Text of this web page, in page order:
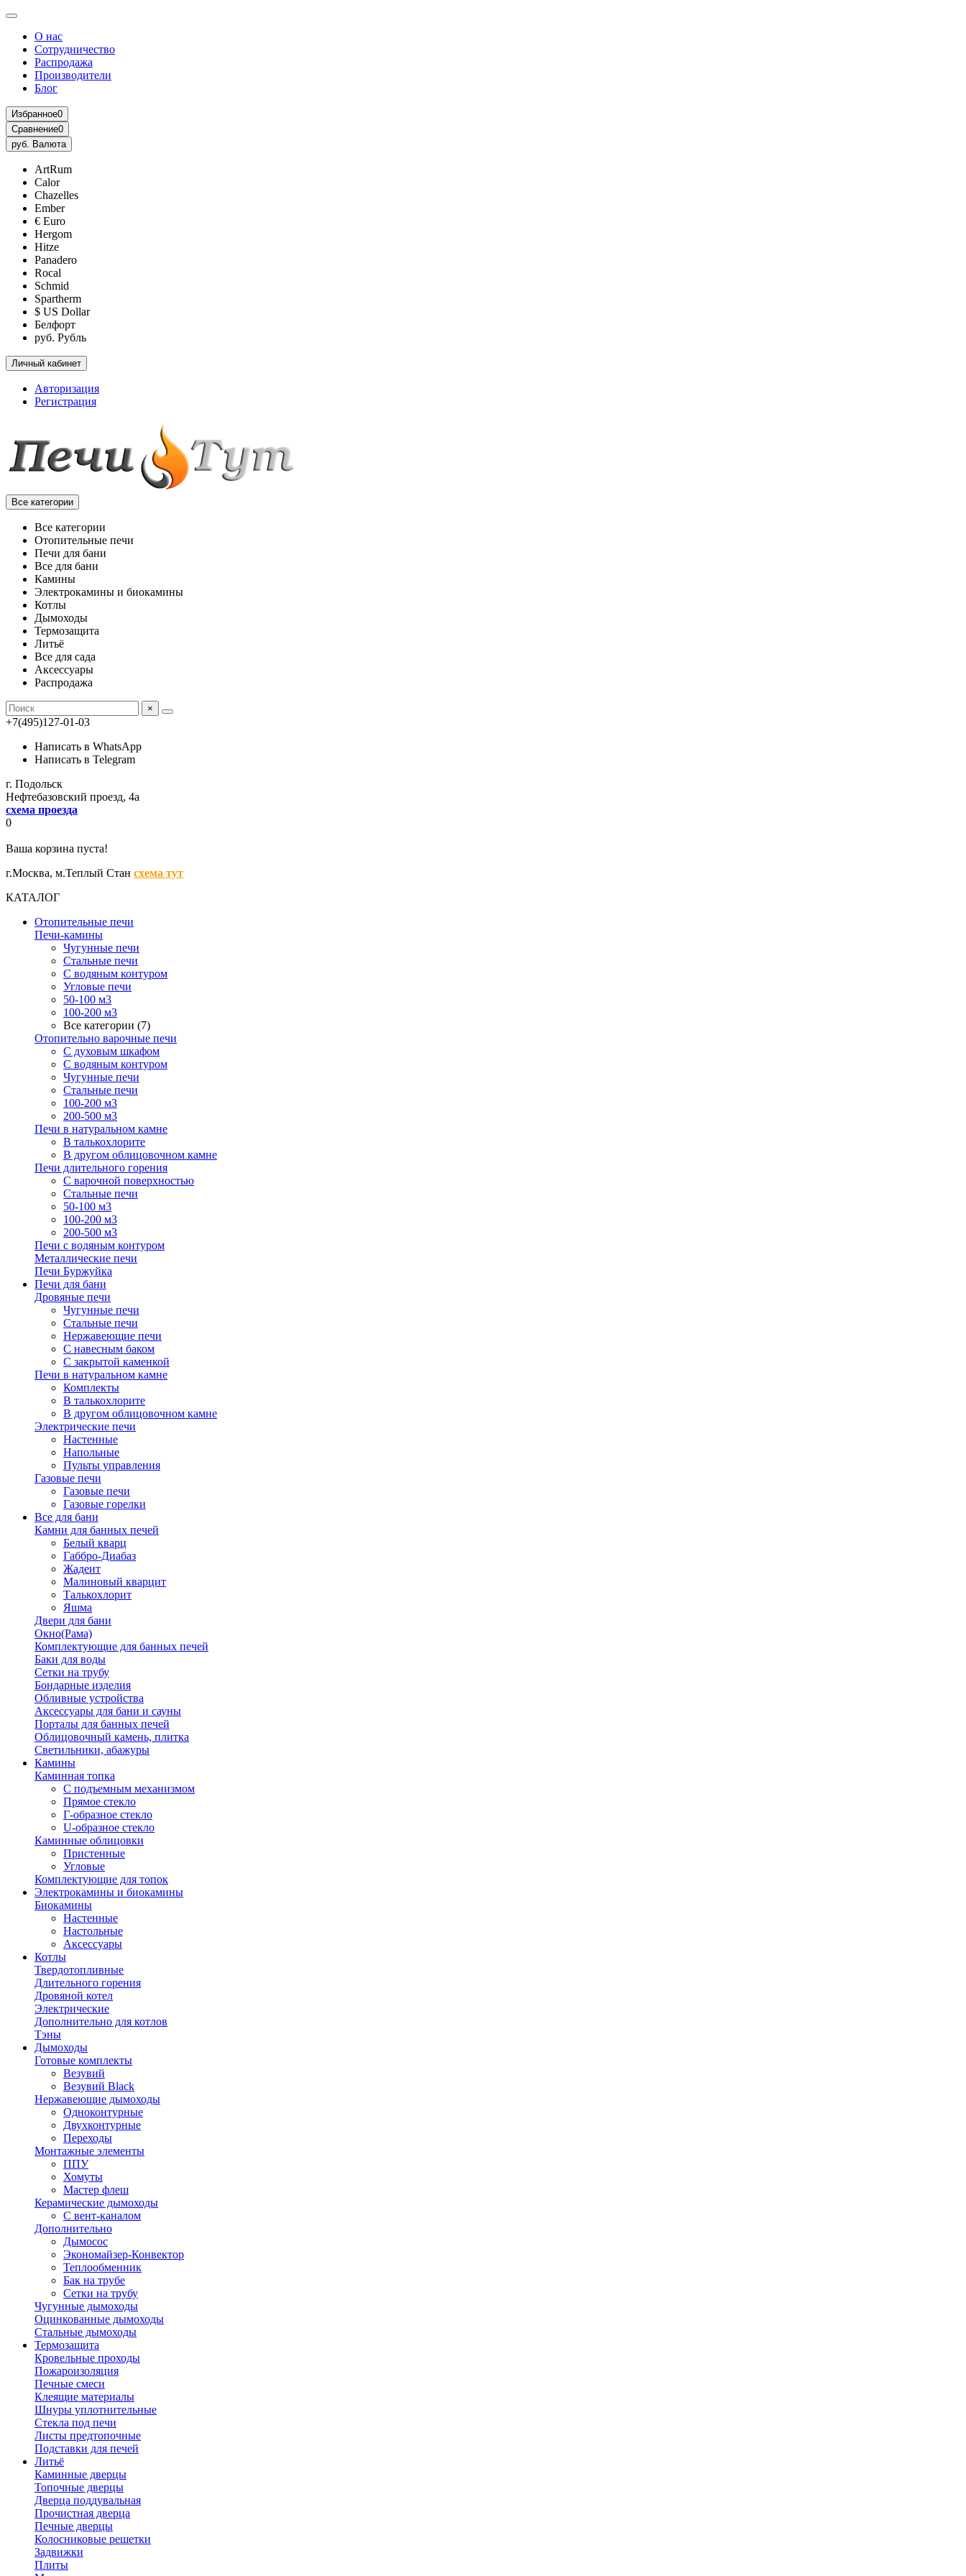
О нас
Сотрудничество
Распродажа
Производители
Блог
Избранное0
Сравнение0
руб. Валюта
ArtRum
Calor
Chazelles
Ember
€ Euro
Hergom
Hitze
Panadero
Rocal
Schmid
Spartherm
$ US Dollar
Белфорт
руб. Рубль
Личный кабинет
Авторизация
Регистрация
Все категории
Все категории
Отопительные печи
Печи для бани
Все для бани
Камины
Электрокамины и биокамины
Котлы
Дымоходы
Термозащита
Литьё
Все для сада
Аксессуары
Распродажа
×
+7(495)127-01-03
Написать в WhatsApp
Написать в Telegram
г. Подольск
Нефтебазовский проезд, 4а
схема проезда
0
Ваша корзина пуста!
г.Москва, м.Теплый Стан схема тут
КАТАЛОГ
Отопительные печи
Печи-камины
Чугунные печи
Стальные печи
С водяным контуром
Угловые печи
50-100 м3
100-200 м3
Все категории (7)
Отопительно варочные печи
С духовым шкафом
С водяным контуром
Чугунные печи
Стальные печи
100-200 м3
200-500 м3
Печи в натуральном камне
В талькохлорите
В другом облицовочном камне
Печи длительного горения
С варочной поверхностью
Стальные печи
50-100 м3
100-200 м3
200-500 м3
Печи с водяным контуром
Металлические печи
Печи Буржуйка
Печи для бани
Дровяные печи
Чугунные печи
Стальные печи
Нержавеющие печи
С навесным баком
С закрытой каменкой
Печи в натуральном камне
Комплекты
В талькохлорите
В другом облицовочном камне
Электрические печи
Настенные
Напольные
Пульты управления
Газовые печи
Газовые печи
Газовые горелки
Все для бани
Камни для банных печей
Белый кварц
Габбро-Диабаз
Жадеит
Малиновый кварцит
Талькохлорит
Яшма
Двери для бани
Окно(Рама)
Комплектующие для банных печей
Баки для воды
Сетки на трубу
Бондарные изделия
Обливные устройства
Аксессуары для бани и сауны
Порталы для банных печей
Облицовочный камень, плитка
Светильники, абажуры
Камины
Каминная топка
С подъемным механизмом
Прямое стекло
Г-образное стекло
U-образное стекло
Каминные облицовки
Пристенные
Угловые
Комплектующие для топок
Электрокамины и биокамины
Биокамины
Настенные
Настольные
Аксессуары
Котлы
Твердотопливные
Длительного горения
Дровяной котел
Электрические
Дополнительно для котлов
Тэны
Дымоходы
Готовые комплекты
Везувий
Везувий Black
Нержавеющие дымоходы
Одноконтурные
Двухконтурные
Переходы
Монтажные элементы
ППУ
Хомуты
Мастер флеш
Керамические дымоходы
С вент-каналом
Дополнительно
Дымосос
Экономайзер-Конвектор
Теплообменник
Бак на трубе
Сетки на трубу
Чугунные дымоходы
Оцинкованные дымоходы
Стальные дымоходы
Термозащита
Кровельные проходы
Пожароизоляция
Печные смеси
Клеящие материалы
Шнуры уплотнительные
Стекла под печи
Листы предтопочные
Подставки для печей
Литьё
Каминные дверцы
Топочные дверцы
Дверца поддувальная
Прочистная дверца
Печные дверцы
Колосниковые решетки
Задвижки
Плиты